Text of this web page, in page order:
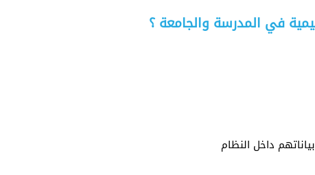
في المدرسة والجامعة ؟